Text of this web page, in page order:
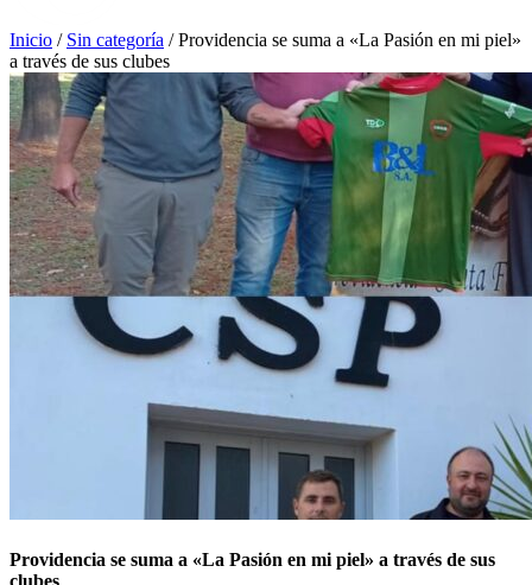
Inicio / Sin categoría /Providencia se suma a «La Pasión en mi piel»
a través de sus clubes
Providencia se suma a «La Pasión en mi piel» a través de sus